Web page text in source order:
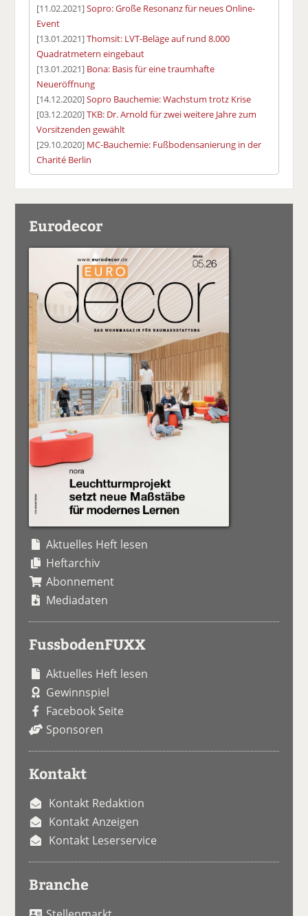
[11.02.2021]Sopro: Große Resonanz für neues Online-
Event
[13.01.2021]Thomsit: LVT-Beläge auf rund 8.000
Quadratmetern eingebaut
[13.01.2021] Bona: Basis für eine traumhafte
Neueröffnung
[14.12.2020]Sopro Bauchemie: Wachstum trotz Krise
[03.12.2020]TKB: Dr. Arnold für zwei weitere Jahre zum
Vorsitzenden gewählt
[29.10.2020] MC-Bauchemie: Fußbodensanierung in der
Charité Berlin
Eurodecor
Aktuelles Heft lesen
Heftarchiv
Abonnement
Mediadaten
FussbodenFUXX
Aktuelles Heft lesen
Gewinnspiel
Facebook Seite
Sponsoren
Kontakt
Kontakt Redaktion
Kontakt Anzeigen
Kontakt Leserservice
Branche